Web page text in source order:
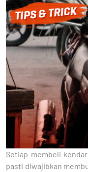
Setiap membeli
pasti diwajibkan